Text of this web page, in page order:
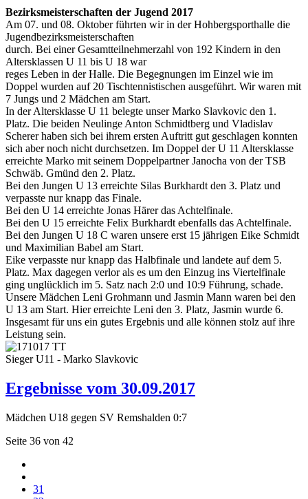
Bezirksmeisterschaften der Jugend 2017
Am 07. und 08. Oktober führten wir in der Hohbergsporthalle die
Jugendbezirksmeisterschaften
durch. Bei einer Gesamtteilnehmerzahl von 192 Kindern in den
Altersklassen U 11 bis U 18 war
reges Leben in der Halle. Die Begegnungen im Einzel wie im
Doppel wurden auf 20 Tischtennistischen ausgeführt. Wir waren mit
7 Jungs und 2 Mädchen am Start.
In der Altersklasse U 11 belegte unser Marko Slavkovic den 1.
Platz. Die beiden Neulinge Anton Schmidtberg und Vladislav
Scherer haben sich bei ihrem ersten Auftritt gut geschlagen konnten
sich aber noch nicht durchsetzen. Im Doppel der U 11 Altersklasse
erreichte Marko mit seinem Doppelpartner Janocha von der TSB
Schwäb. Gmünd den 2. Platz.
Bei den Jungen U 13 erreichte Silas Burkhardt den 3. Platz und
verpasste nur knapp das Finale.
Bei den U 14 erreichte Jonas Härer das Achtelfinale.
Bei den U 15 erreichte Felix Burkhardt ebenfalls das Achtelfinale.
Bei den Jungen U 18 C waren unsere erst 15 jährigen Eike Schmidt
und Maximilian Babel am Start.
Eike verpasste nur knapp das Halbfinale und landete auf dem 5.
Platz. Max dagegen verlor als es um den Einzug ins Viertelfinale
ging unglücklich im 5. Satz nach 2:0 und 10:9 Führung, schade.
Unsere Mädchen Leni Grohmann und Jasmin Mann waren bei den
U 13 am Start. Hier erreichte Leni den 3. Platz, Jasmin wurde 6.
Insgesamt für uns ein gutes Ergebnis und alle können stolz auf ihre
Leistung sein.
Sieger U11 - Marko Slavkovic
Ergebnisse vom 30.09.2017
Mädchen U18 gegen SV Remshalden 0:7
Seite 36 von 42
31